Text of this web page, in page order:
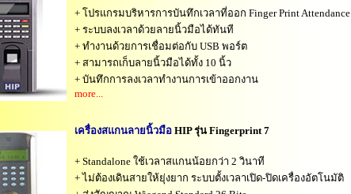
+ โปรแกรมบริหารการบันทึกเวลาที่ออก Finger Print Attendance
+ ระบบลงเวลาด้วยลายนิ้วมือได้ทันที
+ ทำงานด้วยการเชื่อมต่อกับ USB พอร์ต
+ สามารถเก็บลายนิ้วมือได้ทั้ง 10 นิ้ว
+ บันทึกการลงเวลาทำงานการเข้าออกงาน
more...
เครื่องสแกนลายนิ้วมือ HIP รุ่น Fingerprint 7
+ Standalone ใช้เวลาสแกนน้อยกว่า 2 วินาที
+ ไม่ต้องเดินสายให้ยุ่งยาก ระบบตั้งเวลาเปิด-ปิดเครื่องอัตโนมัติ